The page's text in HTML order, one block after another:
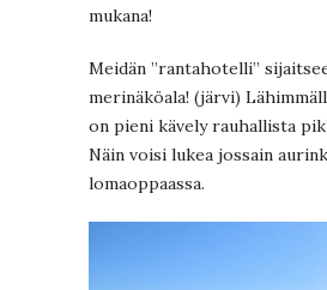
mukana!
Meidän ”rantahotelli”
merinäköala! (järvi)
on pieni kävely rauhallista
Näin voisi lukea jossain
lomaoppaassa.